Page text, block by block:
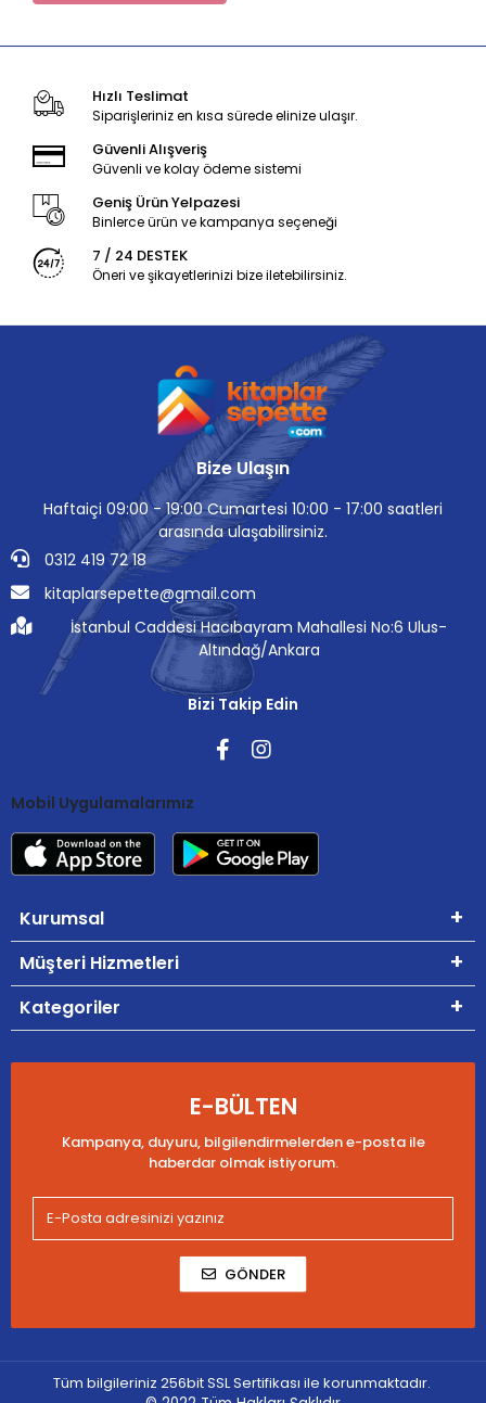
Hızlı Teslimat
Siparişleriniz en kısa sürede elinize ulaşır.
Güvenli Alışveriş
Güvenli ve kolay ödeme sistemi
Geniş Ürün Yelpazesi
Binlerce ürün ve kampanya seçeneği
7 / 24 DESTEK
Öneri ve şikayetlerinizi bize iletebilirsiniz.
Bize Ulaşın
Haftaiçi 09:00 - 19:00 Cumartesi 10:00 - 17:00 saatleri
arasında ulaşabilirsiniz.
0312 419 72 18
kitaplarsepette@gmail.com
İstanbul Caddesi Hacıbayram Mahallesi No:6 Ulus-
Altındağ/Ankara
Bizi Takip Edin
Mobil Uygulamalarımız
Kurumsal
Müşteri Hizmetleri
Kategoriler
E-BÜLTEN
Kampanya, duyuru, bilgilendirmelerden e-posta ile
haberdar olmak istiyorum.
GÖNDER
Tüm bilgileriniz 256bit SSL Sertifikası ile korunmaktadır.